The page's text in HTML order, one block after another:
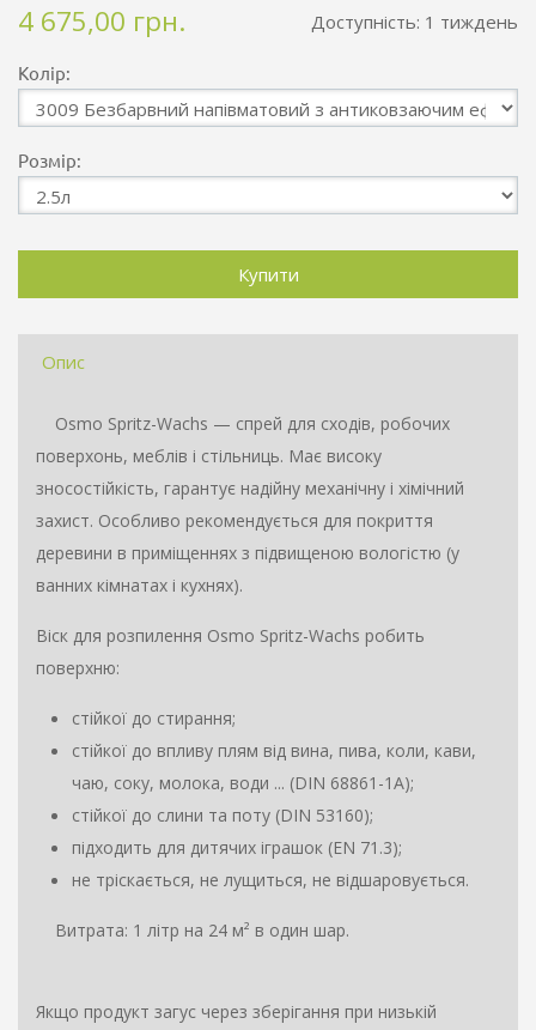
Доступність: 1 тиждень
4 675,00 грн.
Колір:
Розмір:
Опис
Osmo Spritz-Wachs — спрей для сходів, робочих
поверхонь, меблів і стільниць. Має високу
зносостійкість, гарантує надійну механічну і хімічний
захист. Особливо рекомендується для покриття
деревини в приміщеннях з підвищеною вологістю (у
ванних кімнатах і кухнях).
Віск для розпилення Osmo Spritz-Wachs робить
поверхню:
стійкої до стирання;
стійкої до впливу плям від вина, пива, коли, кави,
чаю, соку, молока, води ... (DIN 68861-1A);
стійкої до слини та поту (DIN 53160);
підходить для дитячих іграшок (EN 71.3);
не тріскається, не лущиться, не відшаровується.
Витрата: 1 літр на 24 м² в один шар.
Якщо продукт загус через зберігання при низькій